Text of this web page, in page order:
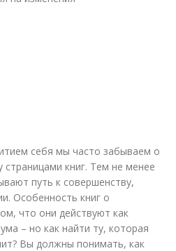
себя мы часто забываем о
книг. Тем не менее
путь к совершенству,
Особенность книг о
что они действуют как
– но как найти ту, которая
Вы должны понимать, как